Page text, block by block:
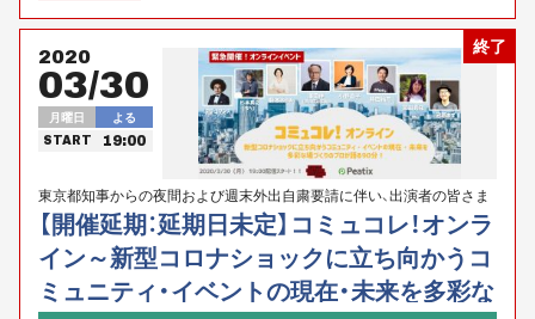
終了
2020
03/30
月曜日 よる
START 19:00
東京都知事からの夜間および週末外出自粛要請に伴い、出演者の皆さま
の安全などを鑑みて「延期」といたしました
【開催延期：延期日未定】コミュコレ！オンラ
イン～新型コロナショックに立ち向かうコ
ミュニティ・イベントの現在・未来を多彩な